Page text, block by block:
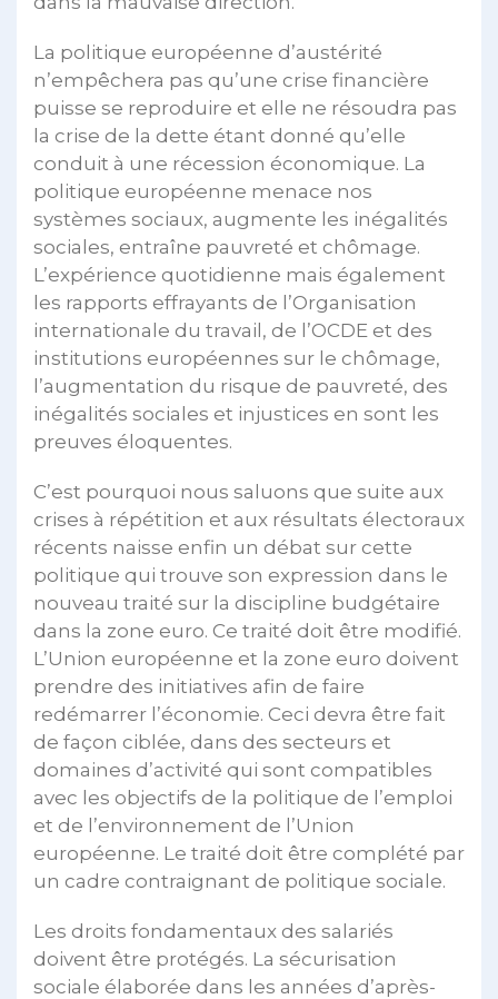
La politique européenne d’austérité
n’empêchera pas qu’une crise financière
puisse se reproduire et elle ne résoudra pas
la crise de la dette étant donné qu’elle
conduit à une récession économique. La
politique européenne menace nos
systèmes sociaux, augmente les inégalités
sociales, entraîne pauvreté et chômage.
L’expérience quotidienne mais également
les rapports effrayants de l’Organisation
internationale du travail, de l’OCDE et des
institutions européennes sur le chômage,
l’augmentation du risque de pauvreté, des
inégalités sociales et injustices en sont les
preuves éloquentes.
C’est pourquoi nous saluons que suite aux
crises à répétition et aux résultats électoraux
récents naisse enfin un débat sur cette
politique qui trouve son expression dans le
nouveau traité sur la discipline budgétaire
dans la zone euro. Ce traité doit être modifié.
L’Union européenne et la zone euro doivent
prendre des initiatives afin de faire
redémarrer l’économie. Ceci devra être fait
de façon ciblée, dans des secteurs et
domaines d’activité qui sont compatibles
avec les objectifs de la politique de l’emploi
et de l’environnement de l’Union
européenne. Le traité doit être complété par
un cadre contraignant de politique sociale.
Les droits fondamentaux des salariés
doivent être protégés. La sécurisation
sociale élaborée dans les années d’après-